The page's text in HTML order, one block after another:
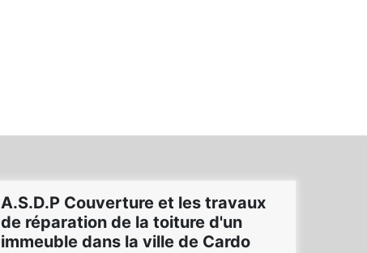
A.S.D.P Couverture et les travaux
de réparation de la toiture d'un
immeuble dans la ville de Cardo